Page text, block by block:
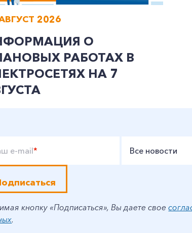
2026
О
РАБОТАХ В
НА 7
e-mail* Все новости
кнопку «Подписаться», Вы даете свое
.